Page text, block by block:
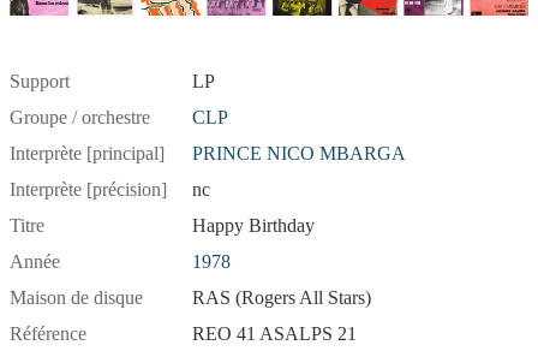
Support
LP
Groupe / orchestre
CLP
Interprète [principal]
PRINCE NICO MBARGA
Interprète [précision]
nc
Titre
Happy Birthday
Année
1978
Maison de disque
RAS (Rogers All Stars)
Référence
REO 41 ASALPS 21